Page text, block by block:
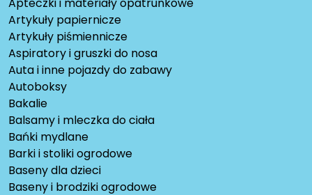
Apteczki i materiały opatrunkowe
Artykuły papiernicze
Artykuły piśmiennicze
Aspiratory i gruszki do nosa
Auta i inne pojazdy do zabawy
Autoboksy
Bakalie
Balsamy i mleczka do ciała
Bańki mydlane
Barki i stoliki ogrodowe
Baseny dla dzieci
Baseny i brodziki ogrodowe